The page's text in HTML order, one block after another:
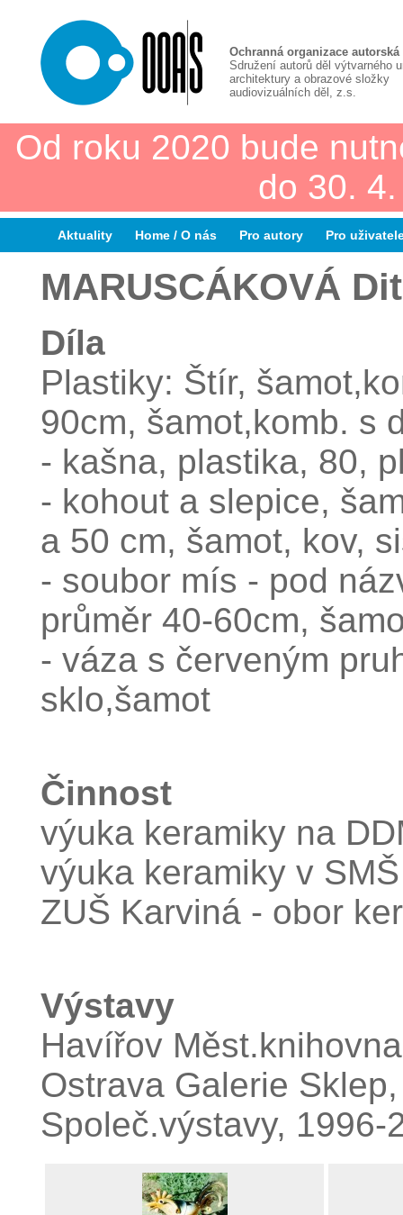
Ochranná organizace autorská
Sdružení autorů děl výtvarného
architektury a obrazové složky
audiovizuálních děl, z.s.
Od roku 2020 bude
do 30.
Aktuality Home / O nás Pro autory Pro
MARUSCÁKOVÁ
Díla
Plastiky: Štír,
90cm, šamot,komb. s
- kašna, plastika, 80,
- kohout a slepice,
a 50 cm, šamot, kov,
- soubor mís - pod
průměr 40-60cm,
- váza s červeným
sklo,šamot
Činnost
výuka keramiky na
výuka keramiky v
ZUŠ Karviná - obor
Výstavy
Havířov
Ostrava Galerie
Společ.výstavy, 1996-